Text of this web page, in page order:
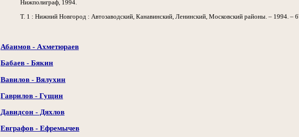
Нижполиграф, 1994.
Т. 1 : Нижний Новгород : Автозаводский, Канавинский, Ленинский, Московский районы. – 1994. –
Абаимов - Ахметюраев
Бабаев - Бякин
Вавилов - Вялухин
Гаврилов - Гущин
Давидсон - Дяхлов
Евграфов - Ефремычев